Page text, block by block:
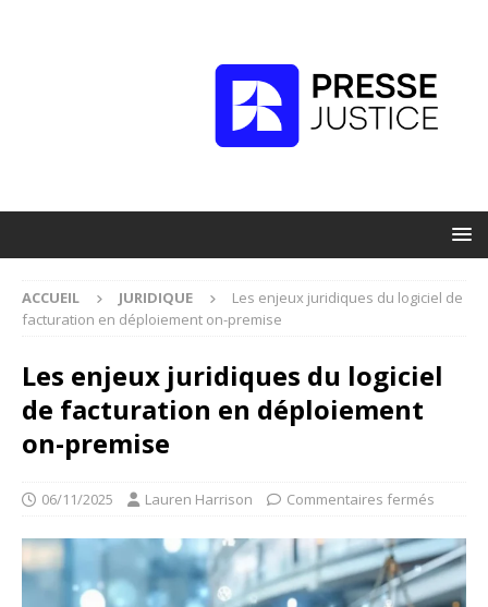
ACCUEIL JURIDIQUE
Les enjeux juridiques du logiciel de
facturation en déploiement on-premise
Les enjeux juridiques du logiciel
de facturation en déploiement
on-premise
06/11/2025 Lauren Harrison Commentaires fermés